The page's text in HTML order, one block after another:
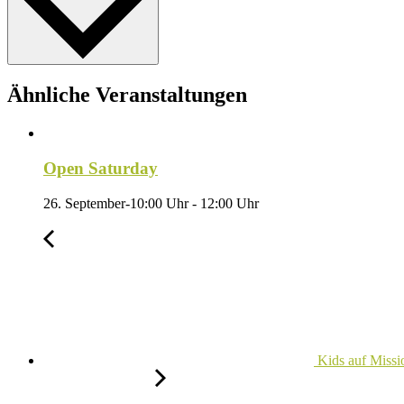
Ähnliche Veranstaltungen
Open Saturday
26. September-10:00 Uhr- 12:00 Uhr
Kids auf